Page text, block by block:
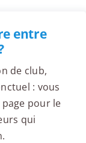
entre
de club,
: vous
pour le
qui